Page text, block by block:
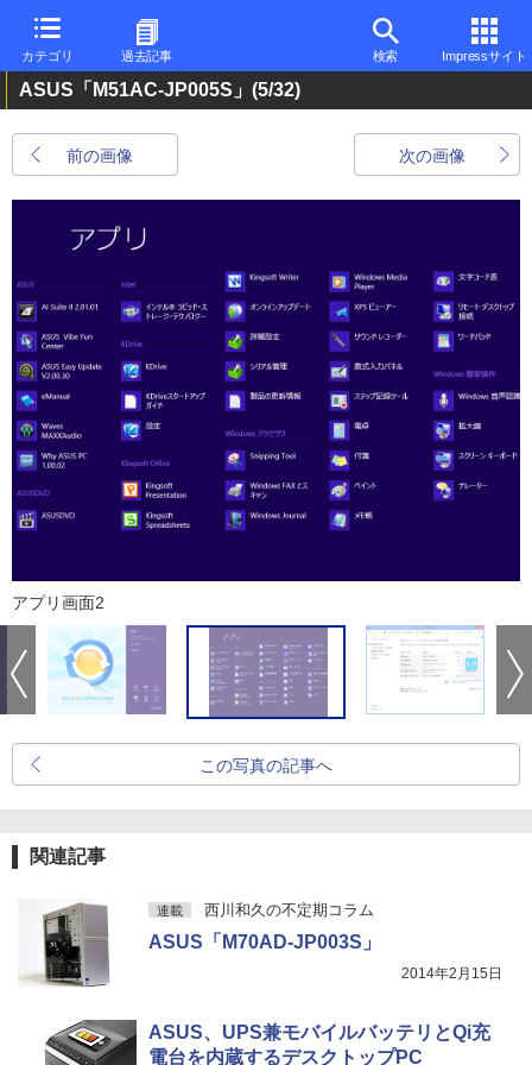
カテゴリ 過去記事 検索 Impressサイト
ASUS「M51AC-JP005S」 (5/32)
前の画像 次の画像
アプリ画面2
この写真の記事へ
関連記事
連載 西川和久の不定期コラム
ASUS「M70AD-JP003S」
2014年2月15日
ASUS、UPS兼モバイルバッテリとQi充
電台を内蔵するデスクトップPC